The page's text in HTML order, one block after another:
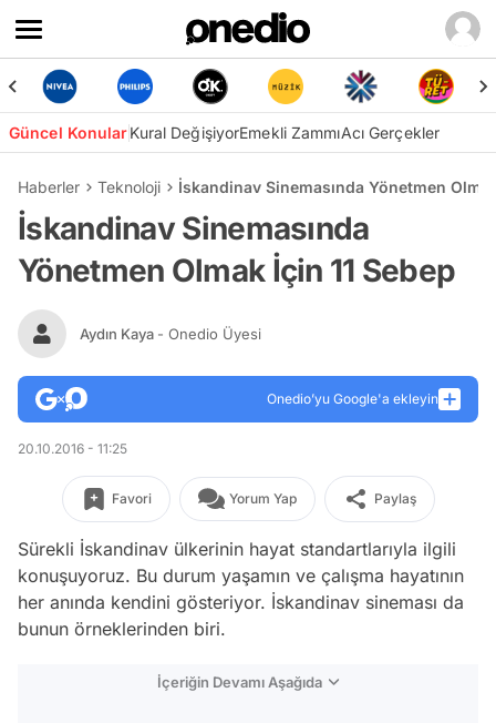
Güncel KonularKural DeğişiyorEmekli ZammıAcı Gerçekler
Haberler Teknoloji İskandinav Sinemasında Yönetmen
İskandinav Sinemasında
Yönetmen Olmak İçin 11 Sebep
Aydın Kaya - Onedio Üyesi
Onedio’yu Google'a ekleyin
20.10.2016 - 11:25
Favori Yorum Yap Paylaş
Sürekli İskandinav ülkerinin hayat standartlarıyla ilgili
konuşuyoruz. Bu durum yaşamın ve çalışma hayatının
her anında kendini gösteriyor. İskandinav sineması da
bunun örneklerinden biri.
İçeriğin Devamı Aşağıda